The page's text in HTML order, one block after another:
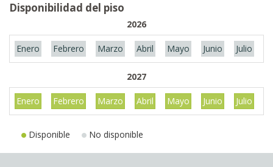
Disponibilidad del piso
2026
Enero Febrero Marzo Abril Mayo Junio Julio
2027
Enero Febrero Marzo Abril Mayo Junio Julio
Disponible No disponible